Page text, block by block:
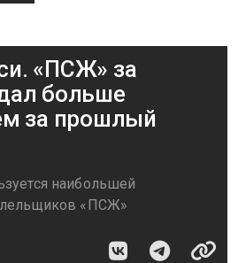
«ПСЖ» за
больше
за прошлый
наибольшей
«ПСЖ»